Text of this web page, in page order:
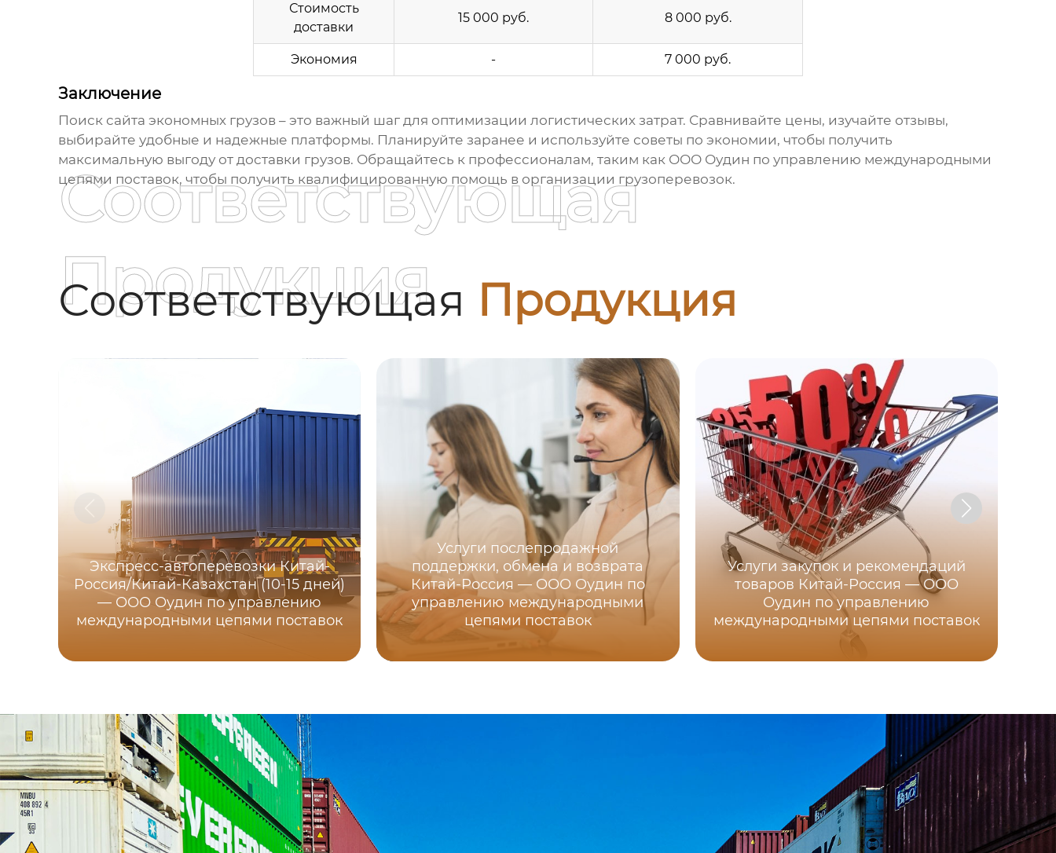
Стоимость
доставки
15 000 руб. 8 000 руб.
Экономия - 7 000 руб.
Заключение
Поиск сайта экономных грузов– это важный шаг для оптимизации логистических затрат. Сравнивайте цены, изучайте отзывы,
выбирайте удобные и надежные платформы. Планируйте заранее и используйте советы по экономии, чтобы получить
максимальную выгоду от доставки грузов. Обращайтесь к профессионалам, таким как ООО Оудин по управлению международными
цепями поставок, чтобы получить квалифицированную помощь в организации грузоперевозок.
Соответствующая Продукция
Соответствующая
Продукция
Экспресс-автоперевозки Китай-
Россия/Китай-Казахстан (10-15 дней)
— ООО Оудин по управлению
международными цепями поставок
Услуги послепродажной
поддержки, обмена и возврата
Китай-Россия — ООО Оудин по
управлению международными
цепями поставок
Услуги закупок и рекомендаций
товаров Китай-Россия — ООО
Оудин по управлению
международными цепями поставок